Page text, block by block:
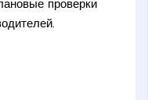
проверки